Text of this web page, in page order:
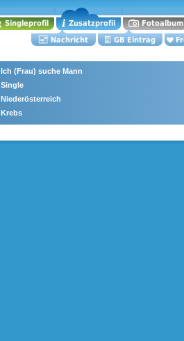
Ich (Frau) suche Mann
Single
Niederösterreich
Krebs